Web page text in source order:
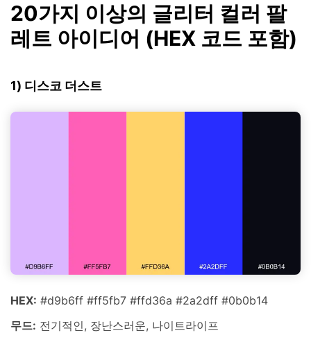
20가지 이상의 글리터 컬러 팔
레트 아이디어 (HEX 코드 포함)
1) 디스코 더스트
HEX: #d9b6ff #ff5fb7 #ffd36a #2a2dff #0b0b14
무드: 전기적인, 장난스러운, 나이트라이프